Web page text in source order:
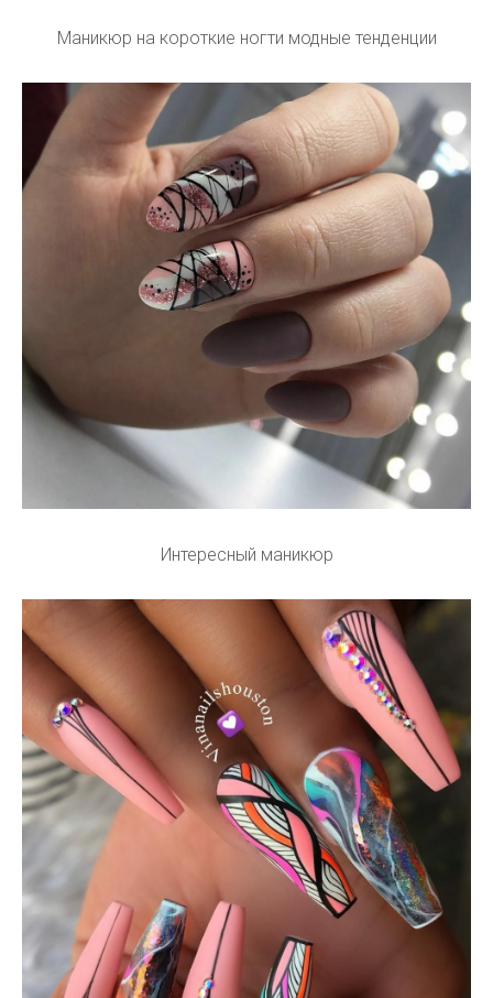
Маникюр на короткие ногти модные тенденции
Интересный маникюр